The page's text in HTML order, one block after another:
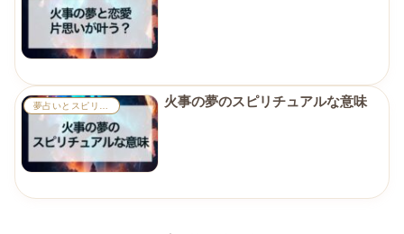
火事の夢のスピリチュアルな意味